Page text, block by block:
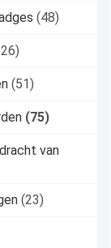
(48)
(51)
(75)
van
(23)